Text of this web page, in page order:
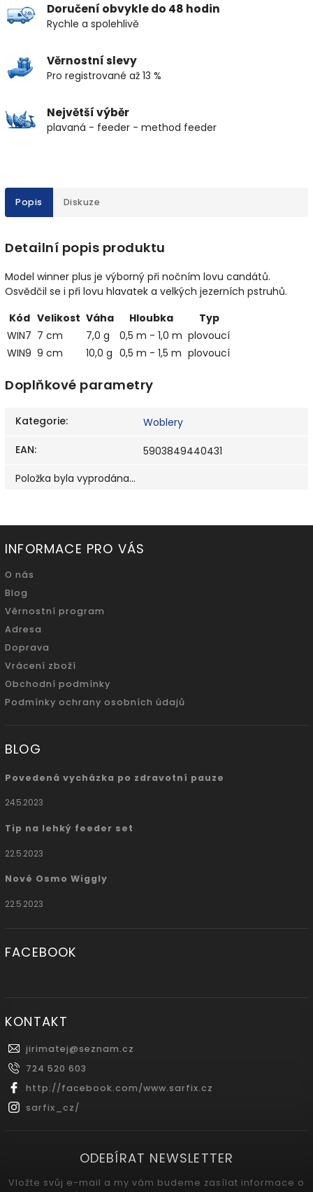
Doručení obvykle do 48 hodin
Rychle a spolehlivě
Věrnostní slevy
Pro registrované až 13 %
Největší výběr
plavaná - feeder - method feeder
Popis Diskuze
Detailní popis produktu
Model winner plus je výborný při nočním lovu candátů.
Osvědčil se i při lovu hlavatek a velkých jezerních pstruhů.
Kód Velikost Váha Hloubka
Typ
WIN7 7 cm 7,0 g 0,5 m - 1,0 m plovoucí
WIN9 9 cm 10,0 g 0,5 m - 1,5 m plovoucí
Doplňkové parametry
Kategorie:
Woblery
EAN:
5903849440431
Položka byla vyprodána…
INFORMACE PRO VÁS
O nás
Blog
Věrnostní program
Adresa
Doprava
Vrácení zboží
Obchodní podmínky
Podmínky ochrany osobních údajů
BLOG
Povedená vycházka po zdravotní pauze
24.5.2023
Tip na lehký feeder set
22.5.2023
Nové Osmo Wiggly
22.5.2023
FACEBOOK
KONTAKT
jirimatej@seznam.cz
724 520 603
http://facebook.com/www.sarfix.cz
sarfix_cz/
ODEBÍRAT NEWSLETTER
Vložte svůj e-mail a my vám budeme zasílat informace o